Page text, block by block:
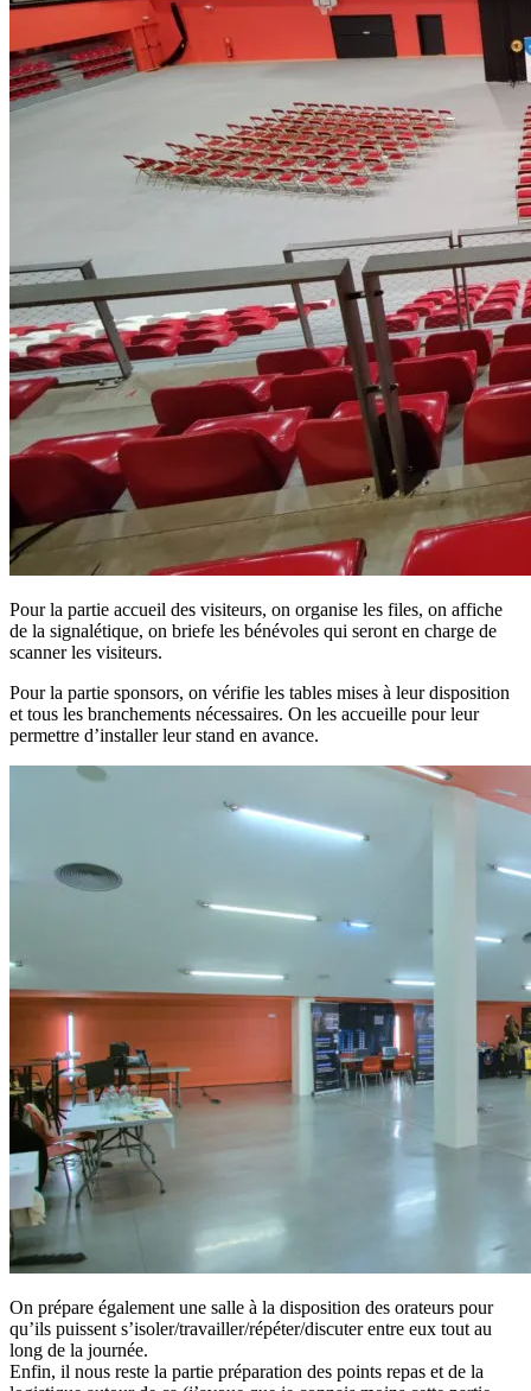
Pour la partie accueil des visiteurs, on organise les files, on affiche
de la signalétique, on briefe les bénévoles qui seront en charge de
scanner les visiteurs.
Pour la partie sponsors, on vérifie les tables mises à leur disposition
et tous les branchements nécessaires. On les accueille pour leur
permettre d’installer leur stand en avance.
On prépare également une salle à la disposition des orateurs pour
qu’ils puissent s’isoler/travailler/répéter/discuter entre eux tout au
long de la journée.
Enfin, il nous reste la partie préparation des points repas et de la